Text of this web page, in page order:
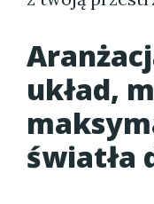
układ,
światła